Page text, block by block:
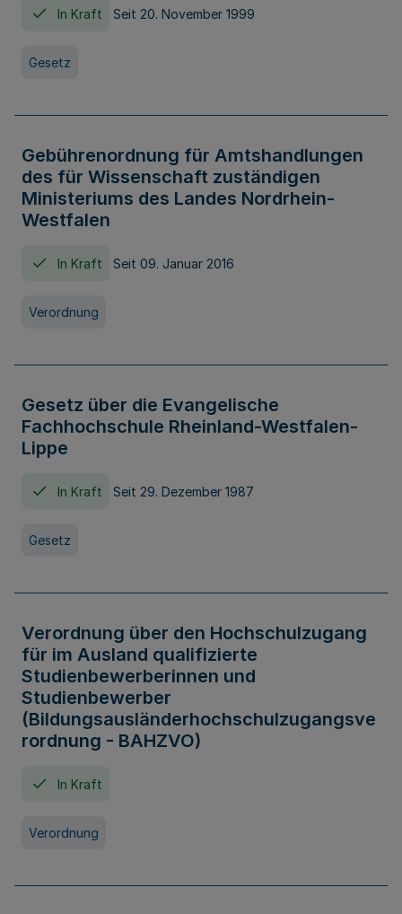
In Kraft Seit 20. November 1999
Gesetz
Gebührenordnung für Amtshandlungen
des für Wissenschaft zuständigen
Ministeriums des Landes Nordrhein-
Westfalen
In Kraft Seit 09. Januar 2016
Verordnung
Gesetz über die Evangelische
Fachhochschule Rheinland-Westfalen-
Lippe
In Kraft Seit 29. Dezember 1987
Gesetz
Verordnung über den Hochschulzugang
für im Ausland qualifizierte
Studienbewerberinnen und
Studienbewerber
(Bildungsausländerhochschulzugangsve
rordnung - BAHZVO)
In Kraft
Verordnung